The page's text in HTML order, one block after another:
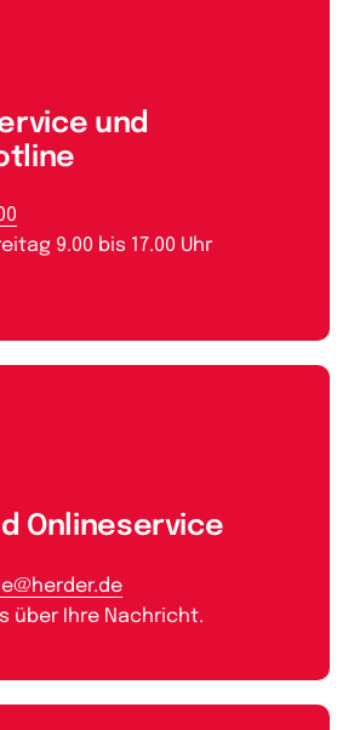
und
9.00 bis 17.00 Uhr
Onlineservice
über Ihre Nachricht.